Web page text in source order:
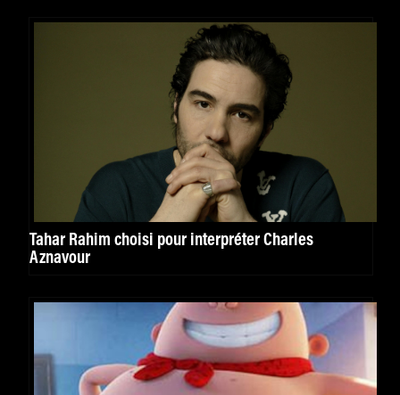
Tahar Rahim choisi pour interpréter Charles
Aznavour